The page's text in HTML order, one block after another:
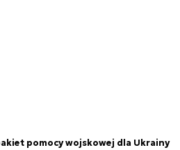
pomocy wojskowej dla Ukrainy